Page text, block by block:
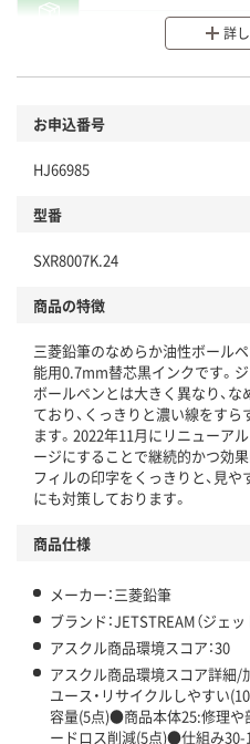
分別・リサ
本体
仕組
この商品の環境配慮ポイントです
アスクル商品環境スコア詳細／
詳
お申込番号
HJ66985
型番
SXR8007K.24
商品の特徴
三菱鉛筆のなめらか油性ボール
能用0.7mm替芯黒インクです。
ボールペンとは大きく異なり、
ており、くっきりと濃い線をす
ます。2022年11月にリニューア
ージにすることで継続的かつ効
フィルの印字をくっきりと、見
にも対策しております。
商品仕様
メーカー：三菱鉛筆
ブランド：JETSTREAM（ジェ
アスクル商品環境スコア：30
アスクル商品環境スコア詳細/
ユース・リサイクルしやすい
容量(5点)●商品本体25:修理や
ードロス削減(5点)●仕組み